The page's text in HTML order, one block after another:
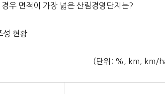
우 면적이 가장 넓은 산림경영단지는?
성 현황
(단위: %, km, km/